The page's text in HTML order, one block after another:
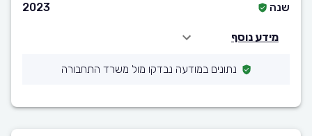
שנה
2023
מידע נוסף
נתונים במודעה נבדקו מול משרד התחבורה